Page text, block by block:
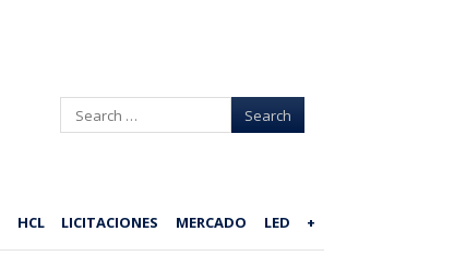
Search
HCL LICITACIONES MERCADO LED +